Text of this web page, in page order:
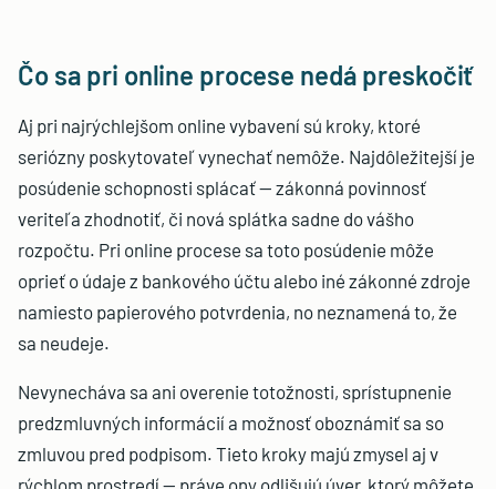
Čo sa pri online procese nedá preskočiť
Aj pri najrýchlejšom online vybavení sú kroky, ktoré
seriózny poskytovateľ vynechať nemôže. Najdôležitejší je
posúdenie schopnosti splácať — zákonná povinnosť
veriteľa zhodnotiť, či nová splátka sadne do vášho
rozpočtu. Pri online procese sa toto posúdenie môže
oprieť o údaje z bankového účtu alebo iné zákonné zdroje
namiesto papierového potvrdenia, no neznamená to, že
sa neudeje.
Nevynecháva sa ani overenie totožnosti, sprístupnenie
predzmluvných informácií a možnosť oboznámiť sa so
zmluvou pred podpisom. Tieto kroky majú zmysel aj v
rýchlom prostredí — práve ony odlišujú úver, ktorý môžete